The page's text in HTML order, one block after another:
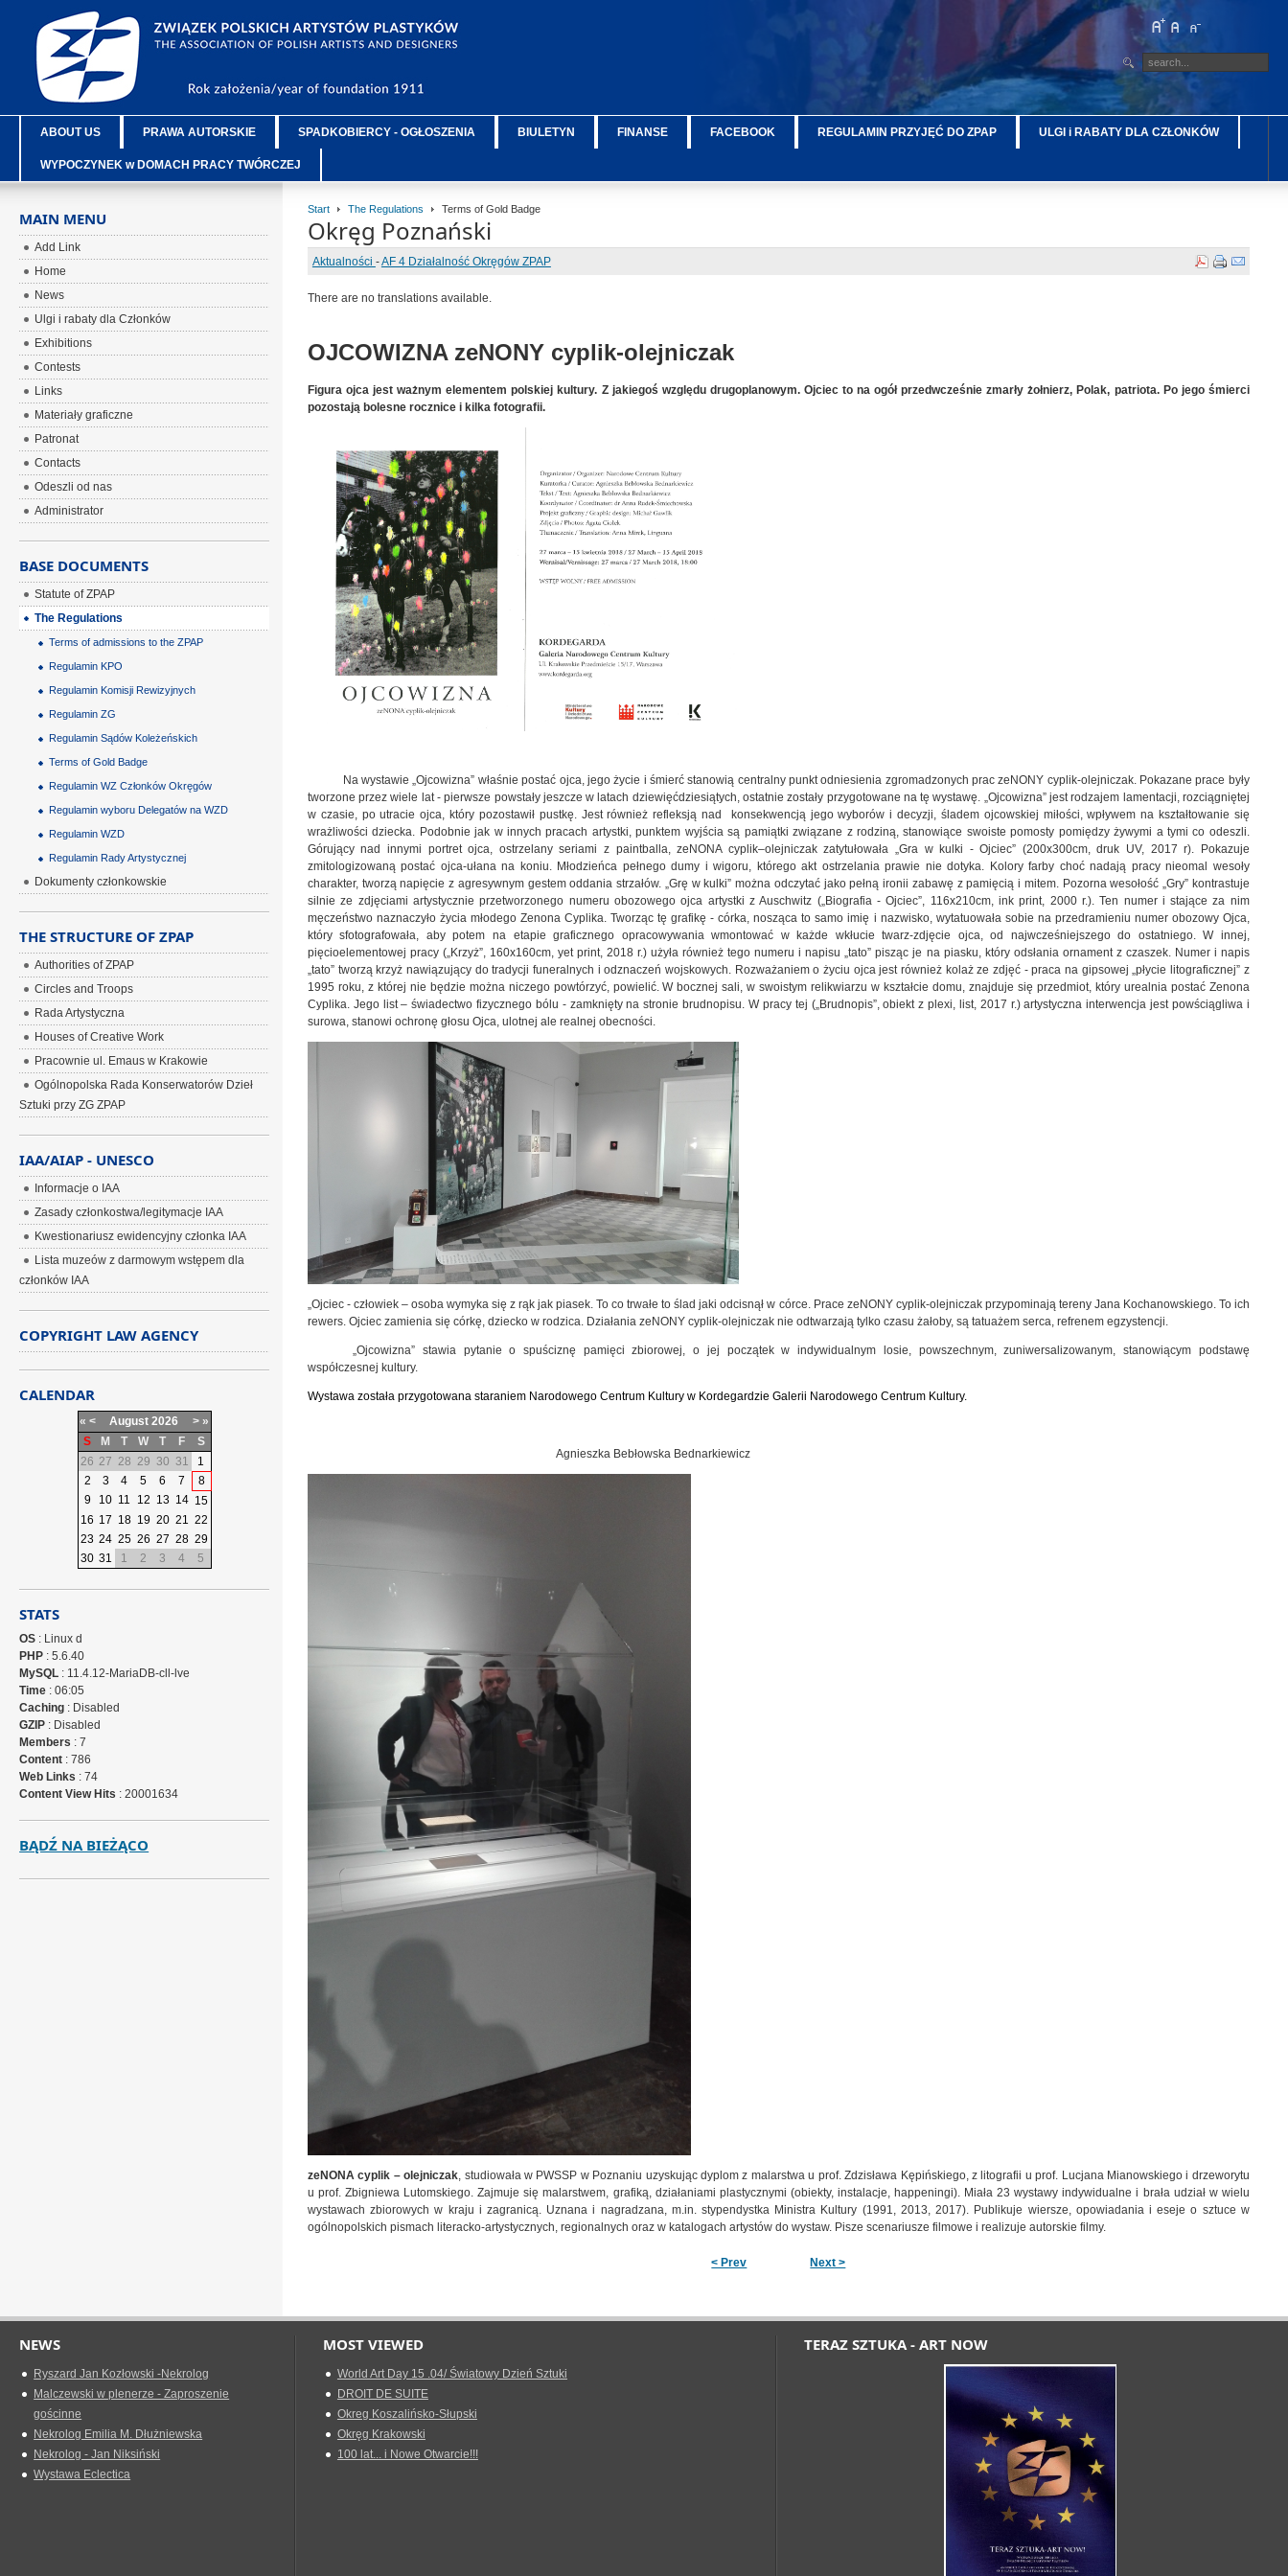
ABOUT US PRAWA AUTORSKIE SPADKOBIERCY - OGŁOSZENIA BIULETYN FINANSE FACEBOOK REGULAMIN PRZYJĘĆ DO ZPAP ULGI i RABATY DLA CZŁONKÓW
WYPOCZYNEK w DOMACH PRACY TWÓRCZEJ
Start The Regulations Terms of Gold Badge
Okręg Poznański
Aktualności -AF 4 Działalność Okręgów ZPAP
There are no translations available.
OJCOWIZNA zeNONY cyplik-olejniczak
Figura ojca jest ważnym elementem polskiej kultury. Z jakiegoś względu drugoplanowym. Ojciec to na ogół przedwcześnie zmarły żołnierz, Polak, patriota. Po jego śmierci
pozostają bolesne rocznice i kilka fotografii.
Na wystawie „Ojcowizna” właśnie postać ojca, jego życie i śmierć stanowią centralny punkt odniesienia zgromadzonych prac zeNONY cyplik-olejniczak. Pokazane prace były
tworzone przez wiele lat - pierwsze powstały jeszcze w latach dziewięćdziesiątych, ostatnie zostały przygotowane na tę wystawę. „Ojcowizna” jest rodzajem lamentacji, rozciągniętej
w czasie, po utracie ojca, który pozostawił pustkę. Jest również refleksją nad konsekwencją jego wyborów i decyzji, śladem ojcowskiej miłości, wpływem na kształtowanie się
wrażliwości dziecka. Podobnie jak w innych pracach artystki, punktem wyjścia są pamiątki związane z rodziną, stanowiące swoiste pomosty pomiędzy żywymi a tymi co odeszli.
Górujący nad innymi portret ojca, ostrzelany seriami z paintballa, zeNONA cyplik–olejniczak zatytułowała „Gra w kulki - Ojciec” (200x300cm, druk UV, 2017 r). Pokazuje
zmitologizowaną postać ojca-ułana na koniu. Młodzieńca pełnego dumy i wigoru, którego akt ostrzelania prawie nie dotyka. Kolory farby choć nadają pracy nieomal wesoły
charakter, tworzą napięcie z agresywnym gestem oddania strzałów. „Grę w kulki” można odczytać jako pełną ironii zabawę z pamięcią i mitem. Pozorna wesołość „Gry” kontrastuje
silnie ze zdjęciami artystycznie przetworzonego numeru obozowego ojca artystki z Auschwitz („Biografia - Ojciec”, 116x210cm, ink print, 2000 r.). Ten numer i stające za nim
męczeństwo naznaczyło życia młodego Zenona Cyplika. Tworząc tę grafikę - córka, nosząca to samo imię i nazwisko, wytatuowała sobie na przedramieniu numer obozowy Ojca,
który sfotografowała, aby potem na etapie graficznego opracowywania wmontować w każde wkłucie twarz-zdjęcie ojca, od najwcześniejszego do ostatniego. W innej,
pięcioelementowej pracy („Krzyż”, 160x160cm, yet print, 2018 r.) użyła również tego numeru i napisu „tato” pisząc je na piasku, który odsłania ornament z czaszek. Numer i napis
„tato” tworzą krzyż nawiązujący do tradycji funeralnych i odznaczeń wojskowych. Rozważaniem o życiu ojca jest również kolaż ze zdjęć - praca na gipsowej „płycie litograficznej” z
1995 roku, z której nie będzie można niczego powtórzyć, powielić. W bocznej sali, w swoistym relikwiarzu w kształcie domu, znajduje się przedmiot, który urealnia postać Zenona
Cyplika. Jego list – świadectwo fizycznego bólu - zamknięty na stronie brudnopisu. W pracy tej („Brudnopis”, obiekt z plexi, list, 2017 r.) artystyczna interwencja jest powściągliwa i
surowa, stanowi ochronę głosu Ojca, ulotnej ale realnej obecności.
„Ojciec - człowiek – osoba wymyka się z rąk jak piasek. To co trwałe to ślad jaki odcisnął w córce. Prace zeNONY cyplik-olejniczak przypominają tereny Jana Kochanowskiego. To ich
rewers. Ojciec zamienia się córkę, dziecko w rodzica. Działania zeNONYcyplik-olejniczak nie odtwarzają tylko czasu żałoby, są tatuażem serca, refrenem egzystencji.
„Ojcowizna” stawia pytanie o spuściznę pamięci zbiorowej, o jej początek w indywidualnym losie, powszechnym, zuniwersalizowanym, stanowiącym podstawę
współczesnej kultury.
Wystawa została przygotowana staraniem Narodowego Centrum Kultury w Kordegardzie Galerii Narodowego Centrum Kultury.
Agnieszka Bebłowska Bednarkiewicz
zeNONA cyplik – olejniczak, studiowała w PWSSP w Poznaniu uzyskując dyplom z malarstwa u prof. Zdzisława Kępińskiego, z litografii u prof. Lucjana Mianowskiego i drzeworytu
u prof. Zbigniewa Lutomskiego. Zajmuje się malarstwem, grafiką, działaniami plastycznymi (obiekty, instalacje, happeningi). Miała 23 wystawy indywidualne i brała udział w wielu
wystawach zbiorowych w kraju i zagranicą. Uznana i nagradzana, m.in. stypendystka Ministra Kultury (1991, 2013, 2017). Publikuje wiersze, opowiadania i eseje o sztuce w
ogólnopolskich pismach literacko-artystycznych, regionalnych oraz w katalogach artystów do wystaw. Pisze scenariusze filmowe i realizuje autorskie filmy.
< Prev Next >
MAIN MENU
Add Link
Home
News
Ulgi i rabaty dla Członków
Exhibitions
Contests
Links
Materiały graficzne
Patronat
Contacts
Odeszli od nas
Administrator
BASE DOCUMENTS
Statute of ZPAP
The Regulations
Terms of admissions to the ZPAP
Regulamin KPO
Regulamin Komisji Rewizyjnych
Regulamin ZG
Regulamin Sądów Koleżeńskich
Terms of Gold Badge
Regulamin WZ Członków Okręgów
Regulamin wyboru Delegatów na WZD
Regulamin WZD
Regulamin Rady Artystycznej
Dokumenty członkowskie
THE STRUCTURE OF ZPAP
Authorities of ZPAP
Circles and Troops
Rada Artystyczna
Houses of Creative Work
Pracownie ul. Emaus w Krakowie
Ogólnopolska Rada Konserwatorów Dzieł
Sztuki przy ZG ZPAP
IAA/AIAP - UNESCO
Informacje o IAA
Zasady członkostwa/legitymacje IAA
Kwestionariusz ewidencyjny członka IAA
Lista muzeów z darmowym wstępem dla
członków IAA
COPYRIGHT LAW AGENCY
CALENDAR
« < August 2026 > »
S
M T W T F
S
26 27 28 29 30 31
1
2
3 4 5 6 7
8
9
10 11 12 13 14 15
16 17 18 19 20 21 22
23 24 25 26 27 28 29
30 31 1 2 3 4 5
STATS
OS : Linux d
PHP : 5.6.40
MySQL : 11.4.12-MariaDB-cll-lve
Time : 06:05
Caching : Disabled
GZIP : Disabled
Members : 7
Content : 786
Web Links : 74
Content View Hits : 20001634
BĄDŹ NA BIEŻĄCO
NEWS
Ryszard Jan Kozłowski -Nekrolog
Malczewski w plenerze - Zaproszenie
gościnne
Nekrolog Emilia M. Dłużniewska
Nekrolog - Jan Niksiński
Wystawa Eclectica
MOST VIEWED
World Art Day 15 .04/ Światowy Dzień Sztuki
DROIT DE SUITE
Okreg Koszalińsko-Słupski
Okręg Krakowski
100 lat... i Nowe Otwarcie!!!
TERAZ SZTUKA - ART NOW